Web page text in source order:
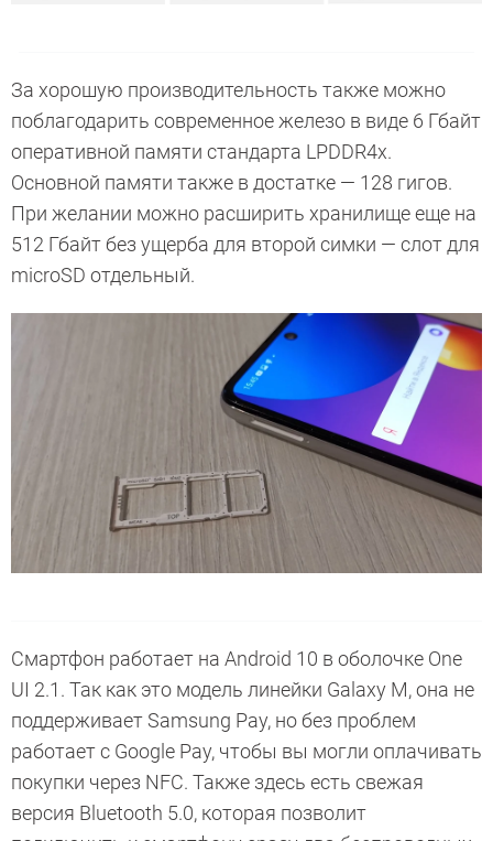
За хорошую производительность также можно
поблагодарить современное железо в виде 6 Гбайт
оперативной памяти стандарта LPDDR4x.
Основной памяти также в достатке — 128 гигов.
При желании можно расширить хранилище еще на
512 Гбайт без ущерба для второй симки — слот для
microSD отдельный.
Смартфон работает на Android 10 в оболочке One
UI 2.1. Так как это модель линейки Galaxy M, она не
поддерживает Samsung Pay, но без проблем
работает с Google Pay, чтобы вы могли оплачивать
покупки через NFC. Также здесь есть свежая
версия Bluetooth 5.0, которая позволит